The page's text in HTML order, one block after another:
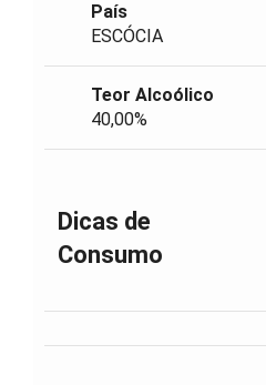
País
ESCÓCIA
Teor Alcoólico
40,00%
Dicas de
Consumo